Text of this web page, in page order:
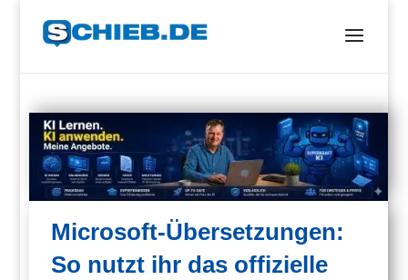
Microsoft-Übersetzungen:
So nutzt ihr das offizielle